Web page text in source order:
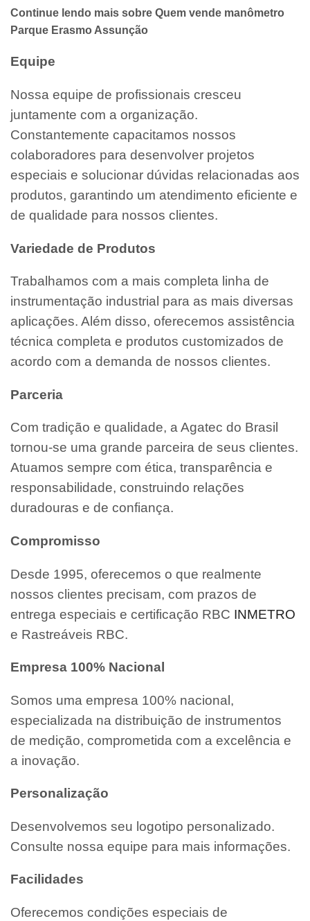
Continue lendo mais sobre Quem vende manômetro
Parque Erasmo Assunção
Equipe
Nossa equipe de profissionais cresceu
juntamente com a organização.
Constantemente capacitamos nossos
colaboradores para desenvolver projetos
especiais e solucionar dúvidas relacionadas aos
produtos, garantindo um atendimento eficiente e
de qualidade para nossos clientes.
Variedade de Produtos
Trabalhamos com a mais completa linha de
instrumentação industrial para as mais diversas
aplicações. Além disso, oferecemos assistência
técnica completa e produtos customizados de
acordo com a demanda de nossos clientes.
Parceria
Com tradição e qualidade, a Agatec do Brasil
tornou-se uma grande parceira de seus clientes.
Atuamos sempre com ética, transparência e
responsabilidade, construindo relações
duradouras e de confiança.
Compromisso
Desde 1995, oferecemos o que realmente
nossos clientes precisam, com prazos de
entrega especiais e certificação RBC INMETRO
e Rastreáveis RBC.
Empresa 100% Nacional
Somos uma empresa 100% nacional,
especializada na distribuição de instrumentos
de medição, comprometida com a excelência e
a inovação.
Personalização
Desenvolvemos seu logotipo personalizado.
Consulte nossa equipe para mais informações.
Facilidades
Oferecemos condições especiais de